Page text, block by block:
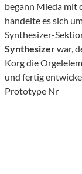
begann Mieda mit
handelte es sich
Synthesizer-
Synthesizerwar,
Korg die
und fertig
Prototype Nr